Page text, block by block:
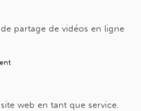
partage de vidéos en ligne
web en tant que service.